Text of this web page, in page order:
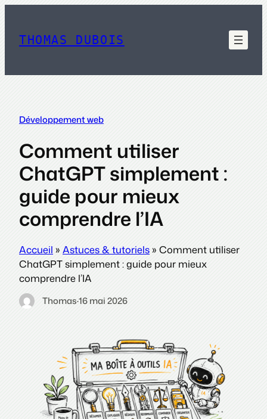
contenu
THOMAS DUBOIS
Développement web
Comment utiliser
ChatGPT simplement :
guide pour mieux
comprendre l’IA
Accueil » Astuces & tutoriels» Comment utiliser
ChatGPT simplement : guide pour mieux
comprendre l’IA
Thomas·16 mai 2026